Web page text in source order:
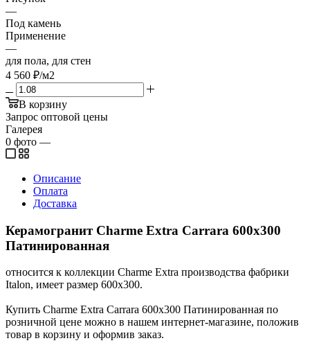
—
Под камень
Применение
—
для пола, для стен
4 560 ₽/м2
В корзину
Запрос оптовой цены
Галерея
0 фото —
Описание
Оплата
Доставка
Керамогранит Charme Extra Carrara 600x300
Патинированная
относится к коллекции Charme Extra производства фабрики
Italon, имеет размер 600x300.
Купить Charme Extra Carrara 600x300 Патинированная по
розничной цене можно в нашем интернет-магазине, положив
товар в корзину и оформив заказ.